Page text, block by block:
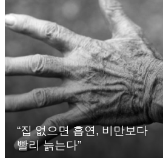
“집 없으면 흡연, 비만보다
빨리 늙는다”